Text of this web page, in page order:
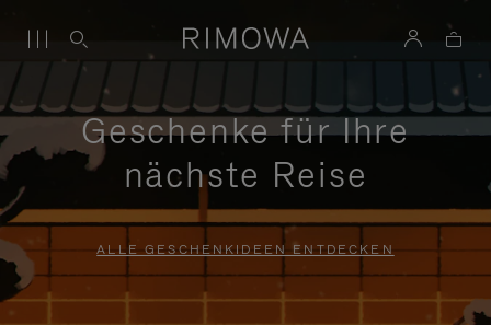
Geschenke für Ihre
nächste Reise
ALLE GESCHENKIDEEN ENTDECKEN